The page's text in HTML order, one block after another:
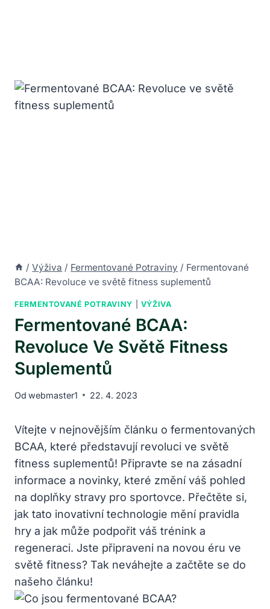
/ Výživa / Fermentované Potraviny / Fermentované
BCAA: Revoluce ve světě fitness suplementů
FERMENTOVANÉ POTRAVINY VÝŽIVA
Fermentované BCAA:
Revoluce Ve Světě Fitness
Suplementů
Od webmaster1 22. 4. 2023
Vítejte v nejnovějším článku o fermentovaných
BCAA, které představují revoluci ve světě
fitness suplementů! Připravte se na zásadní
informace a novinky, které změní váš pohled
na doplňky stravy pro sportovce. Přečtěte si,
jak tato inovativní technologie mění pravidla
hry a jak může podpořit váš trénink a
regeneraci. Jste připraveni na novou éru ve
světě fitness? Tak neváhejte a začtěte se do
našeho článku!